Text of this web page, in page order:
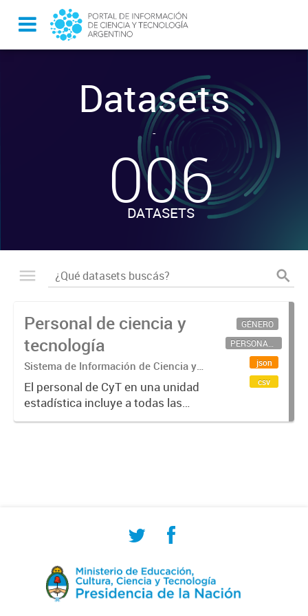
Datasets
-
006
DATASETS
Personal de ciencia y
tecnología
Sistema de Información de Ciencia y
Tecnología Argentino (SICYTAR)
El personal de CyT en una unidad
estadística incluye a todas las
personas involucradas
GÉNERO
PERSONAL CIENTÍFICO-TECNOLÓGICO
json
csv